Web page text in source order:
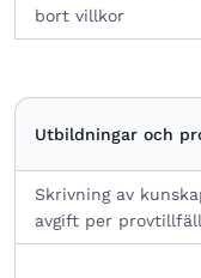
bort villkor
Utbildningar och
Skrivning av
avgift per